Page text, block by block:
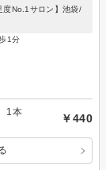
度No.1サロン】池袋/
1分
1本
￥440